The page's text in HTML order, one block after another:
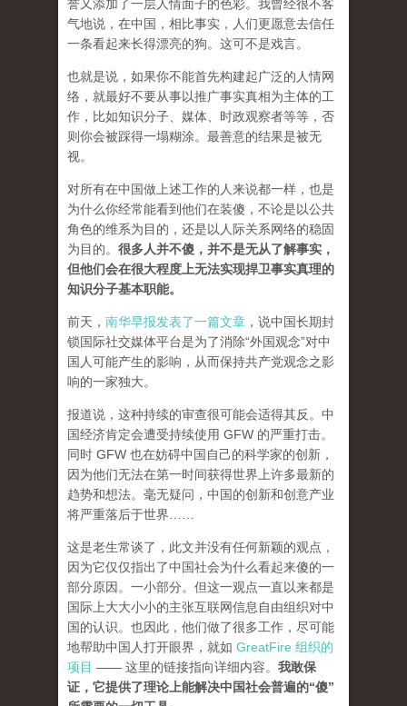
誉又添加了一层人情面子的色彩。我曾经很不客
气地说，在中国，相比事实，人们更愿意去信任
一条看起来长得漂亮的狗。这可不是戏言。
也就是说，如果你不能首先构建起广泛的人情网
络，就最好不要从事以推广事实真相为主体的工
作，比如知识分子、媒体、时政观察者等等，否
则你会被踩得一塌糊涂。最善意的结果是被无
视。
对所有在中国做上述工作的人来说都一样，也是
为什么你经常能看到他们在装傻，不论是以公共
角色的维系为目的，还是以人际关系网络的稳固
为目的。 很多人并不傻，并不是无从了解事实，
但他们会在很大程度上无法实现捍卫事实真理的
知识分子基本职能。
前天， 南华早报发表了一篇文章 ，说中国长期封
锁国际社交媒体平台是为了消除“外国观念”对中
国人可能产生的影响，从而保持共产党观念之影
响的一家独大。
报道说，这种持续的审查很可能会适得其反。中
国经济肯定会遭受持续使用 GFW 的严重打击。
同时 GFW 也在妨碍中国自己的科学家的创新，
因为他们无法在第一时间获得世界上许多最新的
趋势和想法。毫无疑问，中国的创新和创意产业
将严重落后于世界……
这是老生常谈了，此文并没有任何新颖的观点，
因为它仅仅指出了中国社会为什么看起来傻的一
部分原因。一小部分。但这一观点一直以来都是
国际上大大小小的主张互联网信息自由组织对中
国的认识。也因此，他们做了很多工作，尽可能
地帮助中国人打开眼界，就如 GreatFire 组织的
项目 —— 这里的链接指向详细内容。 我敢保
证，它提供了理论上能解决中国社会普遍的“傻”